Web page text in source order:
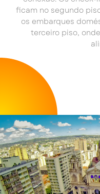
ficam no segundo
os embarques
terceiro piso,